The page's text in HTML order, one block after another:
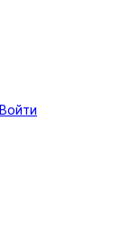
Войти